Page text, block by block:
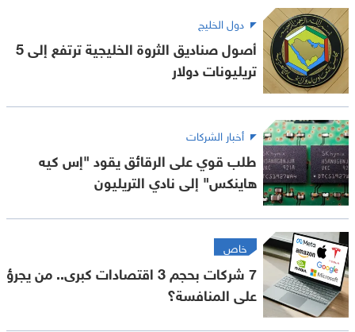
دول الخليج
أصول صناديق الثروة الخليجية ترتفع إلى 5
تريليونات دولار
أخبار الشركات
طلب قوي على الرقائق يقود "إس كيه
هاينكس" إلى نادي التريليون
خاص
7 شركات بحجم 3 اقتصادات كبرى.. من يجرؤ
على المنافسة؟